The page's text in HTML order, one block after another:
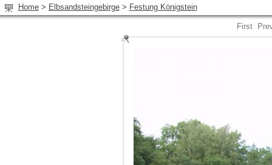
Home > Elbsandsteingebirge > Festung Königstein
First